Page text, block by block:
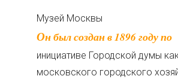
Музей Москвы
Он был создан в 1896 году по
инициативе Городской думы
московского городского